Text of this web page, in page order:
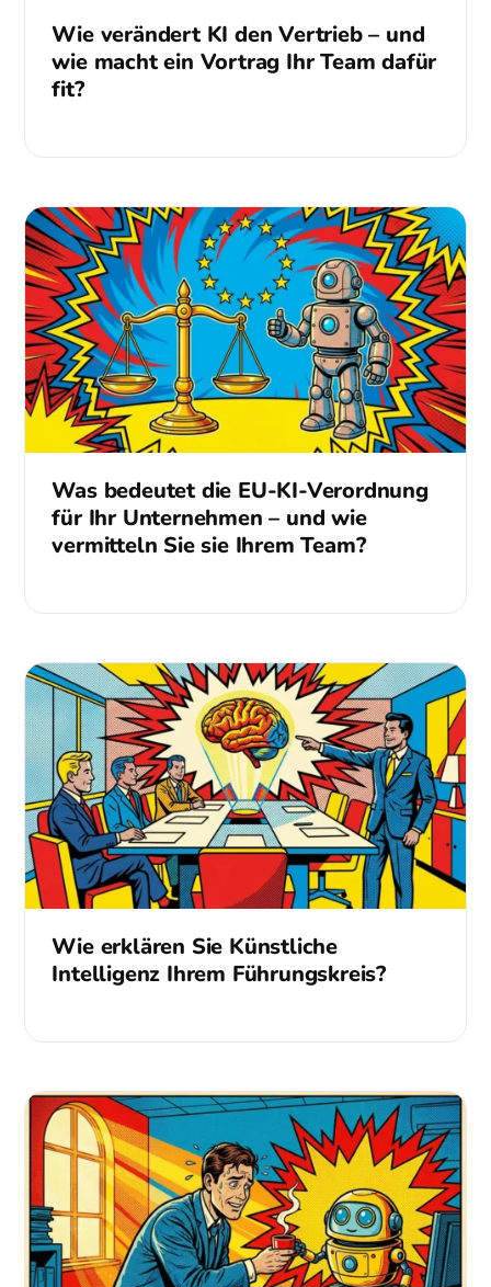
Wie verändert KI den Vertrieb – und
wie macht ein Vortrag Ihr Team dafür
fit?
Was bedeutet die EU-KI-Verordnung
für Ihr Unternehmen – und wie
vermitteln Sie sie Ihrem Team?
Wie erklären Sie Künstliche
Intelligenz Ihrem Führungskreis?